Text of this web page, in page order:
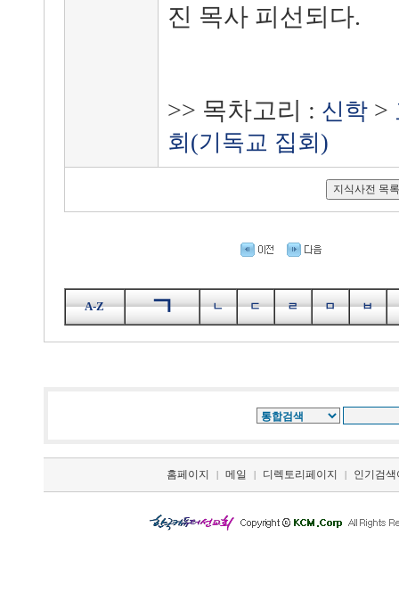
진 목사 피선되다.
>> 목차고리 : 신학>
회(기독교 집회)
A-Z ㄱ ㄴ ㄷ ㄹ ㅁ ㅂ
홈페이지 | 메일 | 디렉토리페이지 | 인기검색